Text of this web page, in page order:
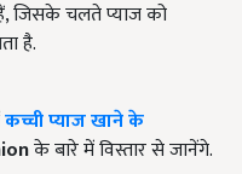
जिसके चलते प्याज को
है.
कच्ची प्याज खाने के
के बारे में विस्तार से जानेंगे.